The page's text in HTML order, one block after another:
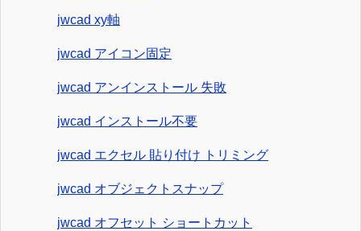
jwcad xy軸
jwcad アイコン固定
jwcad アンインストール 失敗
jwcad インストール不要
jwcad エクセル 貼り付け トリミング
jwcad オブジェクトスナップ
jwcad オフセット ショートカット